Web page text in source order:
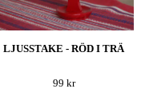
LJUSSTAKE - RÖD I TRÄ
99 kr